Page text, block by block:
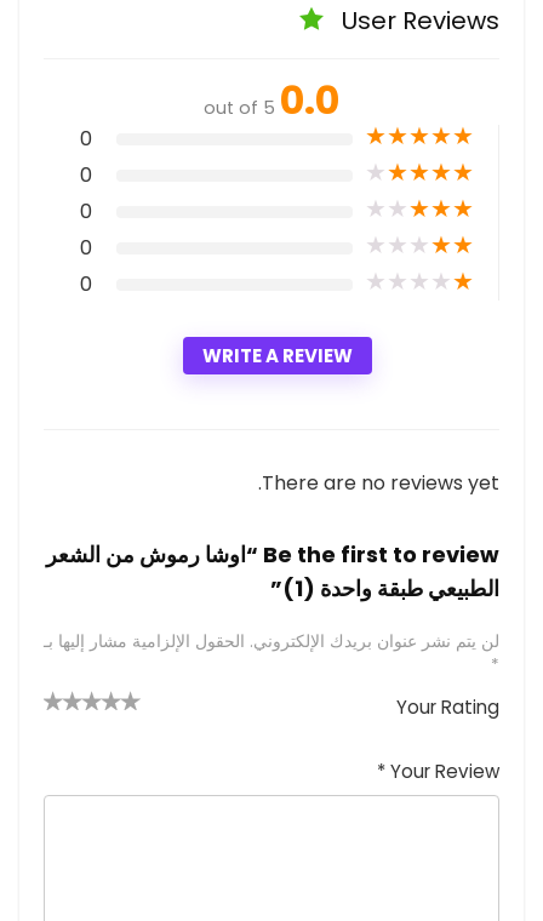
User Reviews
0.0
out of 5
★
★
★
★
★
0
★
★
★
★
★
0
★
★
★
★
★
0
★
★
★
★
★
0
★
★
★
★
★
0
WRITE A REVIEW
There are no reviews yet.
Be the first to review “اوشا رموش من الشعر
الطبيعي طبقة واحدة (1)”
لن يتم نشر عنوان بريدك الإلكتروني. الحقول الإلزامية مشار إليها بـ
*
Your Rating
ن
أصلنجومنجوم
Your Review
*